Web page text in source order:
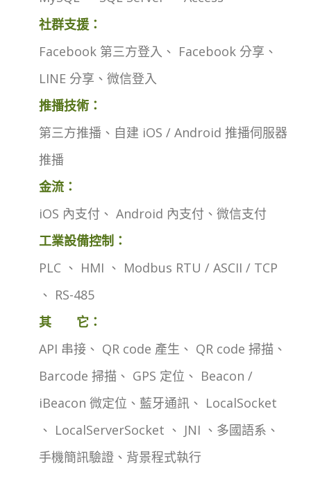
社群支援：
Facebook 第三方登入、 Facebook 分享、
LINE 分享、微信登入
推播技術：
第三方推播、自建 iOS / Android 推播伺服器
推播
金流：
iOS 內支付、 Android 內支付、微信支付
工業設備控制：
PLC 、 HMI 、 Modbus RTU / ASCII / TCP
、 RS-485
其 它：
API 串接、 QR code 產生、 QR code 掃描、
Barcode 掃描、 GPS 定位、 Beacon /
iBeacon 微定位、藍牙通訊、 LocalSocket
、 LocalServerSocket 、 JNI 、多國語系、
手機簡訊驗證、背景程式執行